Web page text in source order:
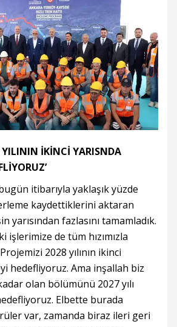
YILININ İKİNCİ YARISNDA
itibarıyla yaklaşık yüzde
kaydettiklerini aktaran
yarısından fazlasını tamamladık.
işlerimize de tüm hızımızla
2028 yılının ikinci
hedefliyoruz. Ama inşallah biz
olan bölümünü 2027 yılı
Elbette burada
var, zamanda biraz ileri geri